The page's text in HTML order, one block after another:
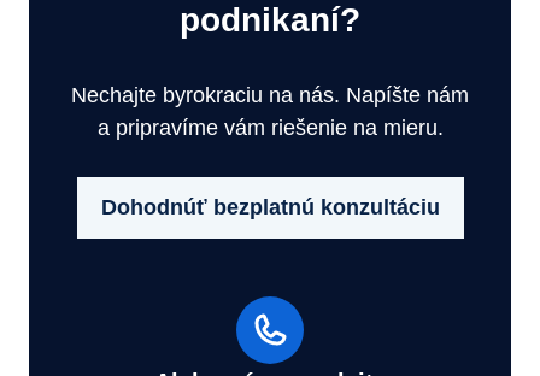
podnikaní?
Nechajte byrokraciu na nás. Napíšte nám
a pripravíme vám riešenie na mieru.
Dohodnúť bezplatnú konzultáciu